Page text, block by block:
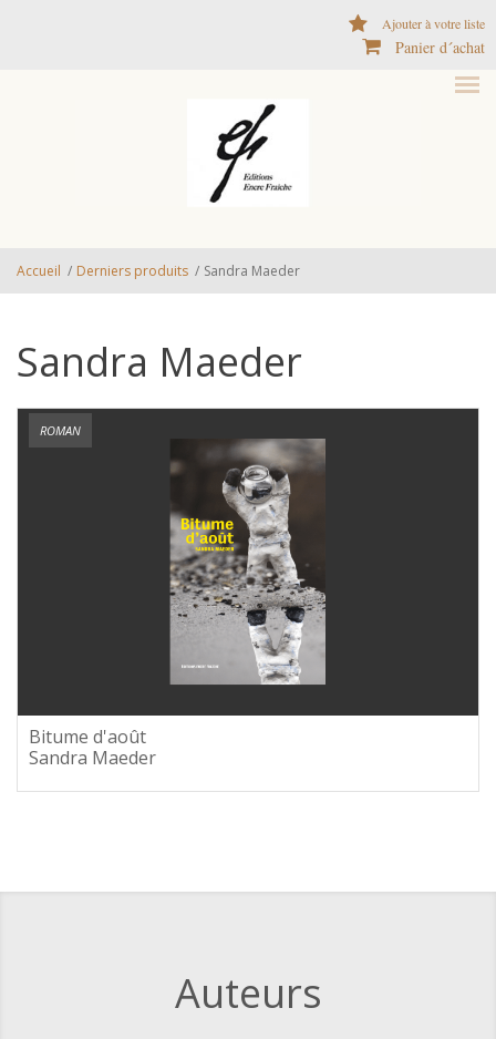
Ajouter à votre liste
Panier d´achat
Accueil / Derniers produits / Sandra Maeder
Sandra Maeder
ROMAN
Bitume d'août
Sandra Maeder
Auteurs